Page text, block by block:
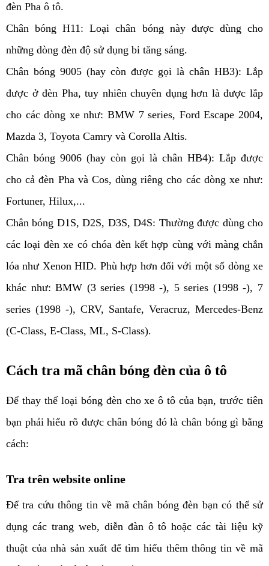
đèn Pha ô tô.
Chân bóng H11: Loại chân bóng này được dùng cho
những dòng đèn độ sử dụng bi tăng sáng.
Chân bóng 9005 (hay còn được gọi là chân HB3): Lắp
được ở đèn Pha, tuy nhiên chuyên dụng hơn là được lắp
cho các dòng xe như: BMW 7 series, Ford Escape 2004,
Mazda 3, Toyota Camry và Corolla Altis.
Chân bóng 9006 (hay còn gọi là chân HB4): Lắp được
cho cả đèn Pha và Cos, dùng riêng cho các dòng xe như:
Fortuner, Hilux,...
Chân bóng D1S, D2S, D3S, D4S: Thường được dùng cho
các loại đèn xe có chóa đèn kết hợp cùng với màng chắn
lóa như Xenon HID. Phù hợp hơn đối với một số dòng xe
khác như: BMW (3 series (1998 -), 5 series (1998 -), 7
series (1998 -), CRV, Santafe, Veracruz, Mercedes-Benz
(C-Class, E-Class, ML, S-Class).
Cách tra mã chân bóng đèn của ô tô
Để thay thế loại bóng đèn cho xe ô tô của bạn, trước tiên
bạn phải hiểu rõ được chân bóng đó là chân bóng gì bằng
cách:
Tra trên website online
Để tra cứu thông tin về mã chân bóng đèn bạn có thể sử
dụng các trang web, diễn đàn ô tô hoặc các tài liệu kỹ
thuật của nhà sản xuất để tìm hiểu thêm thông tin về mã